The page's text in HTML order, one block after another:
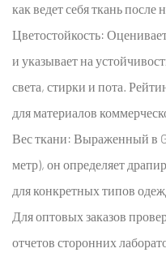
проверка
4.2
Текущая
окончательная
проверка
5
Часто
задаваемые
6
как ведет себя ткань
Цветостойкость:
и указывает на
света, стирки и пота.
для материалов
Вес ткани: Выраженный в
метр), он определяет
для конкретных типов
Для оптовых заказов
отчетов сторонних